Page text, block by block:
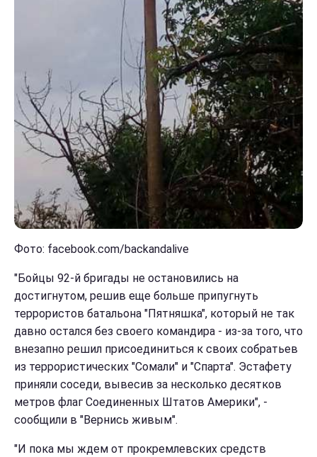
Фото: facebook.com/backandalive
"Бойцы 92-й бригады не остановились на
достигнутом, решив еще больше припугнуть
террористов батальона "Пятняшка", который не так
давно остался без своего командира - из-за того, что
внезапно решил присоединиться к своих собратьев
из террористических "Сомали" и "Спарта". Эстафету
приняли соседи, вывесив за несколько десятков
метров флаг Соединенных Штатов Америки", -
сообщили в "Вернись живым".
"И пока мы ждем от прокремлевских средств